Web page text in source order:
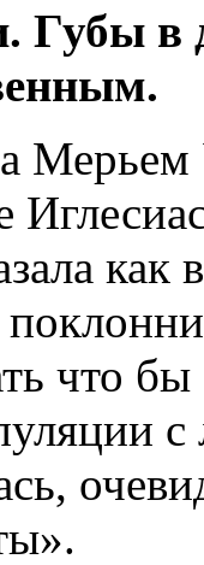
Губы
Мерьем
что